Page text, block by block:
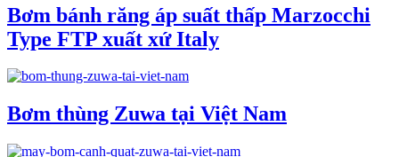
Bơm bánh răng áp suất thấp Marzocchi
Type FTP xuất xứ Italy
Bơm thùng Zuwa tại Việt Nam